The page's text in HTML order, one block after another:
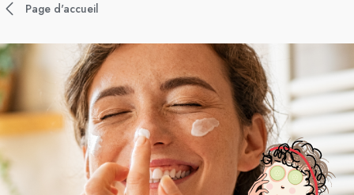
Page d'accueil